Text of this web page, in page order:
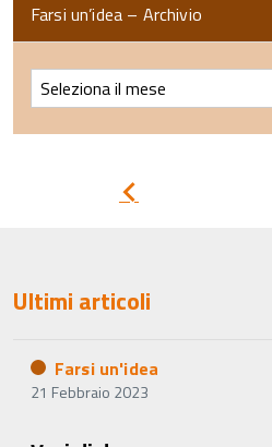
Farsi un’idea – Archivio
Farsi
un’idea
–
Archivio
Ultimi articoli
Farsi un'idea
21 Febbraio 2023